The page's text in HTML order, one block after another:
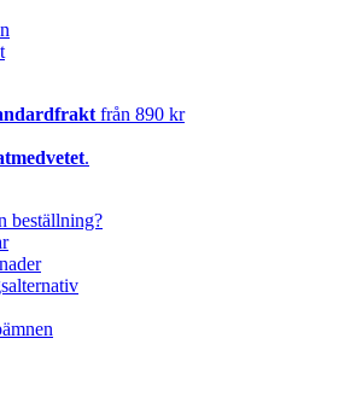
från 890 kr
.
beställning?